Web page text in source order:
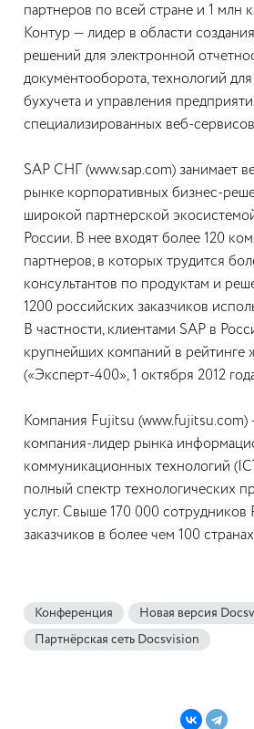
партнеров по всей стране и 1 млн
Контур — лидер в области
решений для электронной
документооборота, технологий
бухучета и управления
специализированных веб-
SAP СНГ
(www.sap.com) занимает
рынке корпоративных бизнес-
широкой партнерской
России. В нее входят более 120
партнеров, в которых трудится
консультантов по продуктам и
1200 российских заказчиков
В частности, клиентами SAP в
крупнейших компаний в рейтинге
(«Эксперт-400», 1 октября 2012
Компания Fujitsu (www.fujitsu.com)
компания-лидер рынка
коммуникационных технологий
полный спектр технологических
услуг. Свыше 170 000
заказчиков в более чем 100
Конференция Новая версия
Партнёрская сеть Docsvision